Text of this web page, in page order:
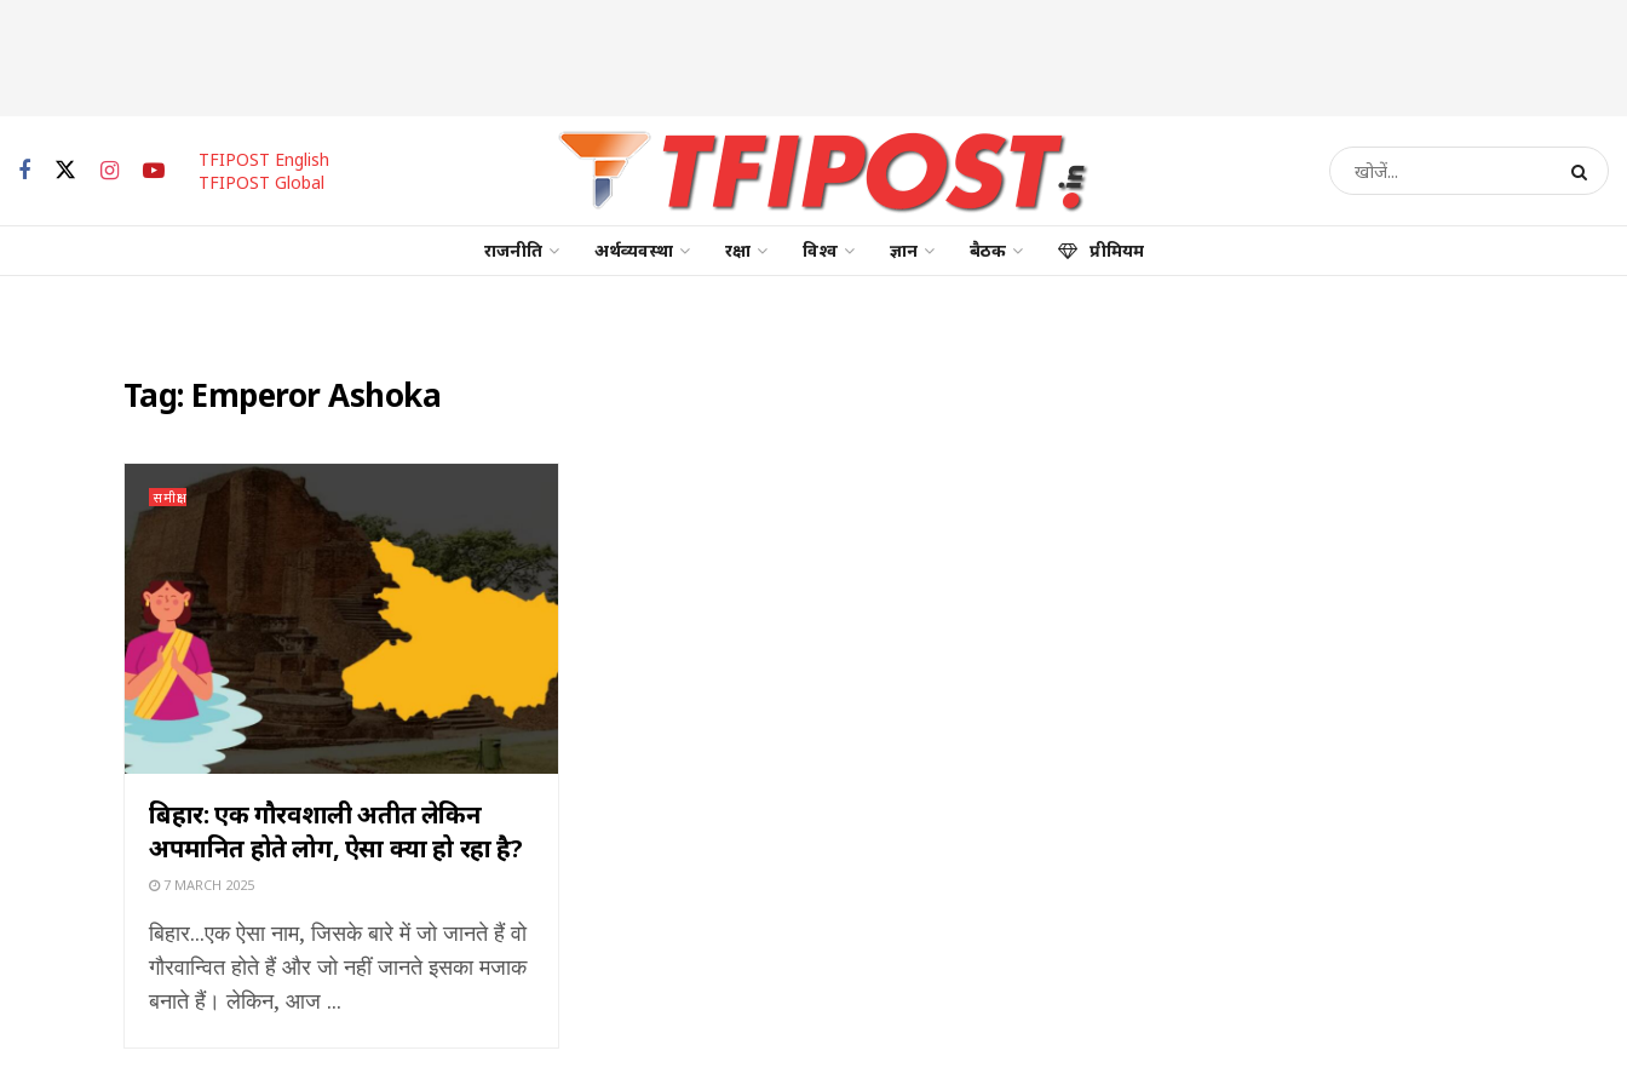
TFIPOST English
TFIPOST Global
राजनीति अर्थव्यवस्था रक्षा विश्व ज्ञान बैठक प्रीमियम
Tag: Emperor Ashoka
समीक्षा
बिहार: एक गौरवशाली अतीत लेकिन
अपमानित होते लोग, ऐसा क्यों हो रहा है?
7 MARCH 2025
बिहार...एक ऐसा नाम, जिसके बारे में जो जानते हैं वो
गौरवान्वित होते हैं और जो नहीं जानते इसका मजाक
बनाते हैं। लेकिन, आज ...